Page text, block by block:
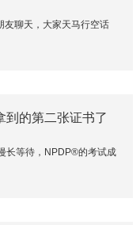
聊天，大家天马行空话
到的第二张证书了
长等待，NPDP®的考试成